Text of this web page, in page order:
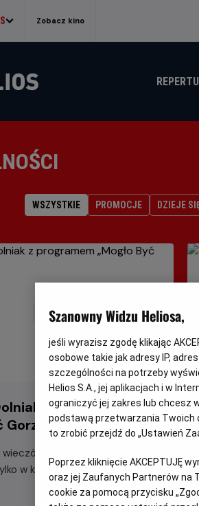
Zobacz kino
WSZYSTKIE PROMOCJE DZIEJE
z programem
Gorzej”
pełen świetnego humoru
w kinach Helios.
Szanowny Widzu Heliosa,
jeśli wyrazisz zgodę klikając
osobowe takie jak adresy IP,
szczególności na potrzeby
Helios S.A., jej aplikacjach i w
ograniczyć jej zakres lub chcesz
podstawą przetwarzania Twoich
to zrobić przejdź do „Ustawień
Poprzez kliknięcie AKCEPTUJĘ
oraz jej Zaufanych Partnerów na
cookie za pomocą przycisku